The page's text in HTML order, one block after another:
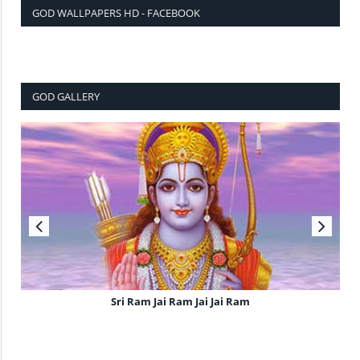
GOD WALLPAPERS HD - FACEBOOK
GOD GALLERY
Sri Ram Jai Ram Jai Jai Ram